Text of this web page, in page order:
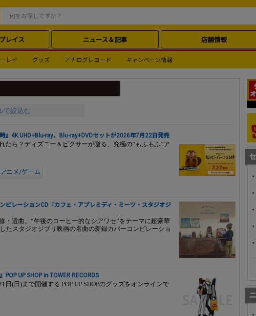
レイス ニュース＆記事 店舗情報
レイ グッズ アナログレコード キャンペーン情報
で絞込む
』4K UHD+Blu-ray、Blu-ray+DVDセットが2026年7月22日発売
たら？ディズニー＆ピクサーが贈る、究極の“もふもふ”ア
アニメ/ゲーム
ピレーションCD『カフェ・アプレミディ・ミーツ・スタジオジ
・選曲。“午後のコーヒー的なシアワセ”をテーマに超豪華
たスタジオジブリ映画の名曲の新録カバーコンピレーショ
POP UP SHOP in TOWER RECORDS
日(日)まで開催する POP UP SHOPのグッズをオンラインで